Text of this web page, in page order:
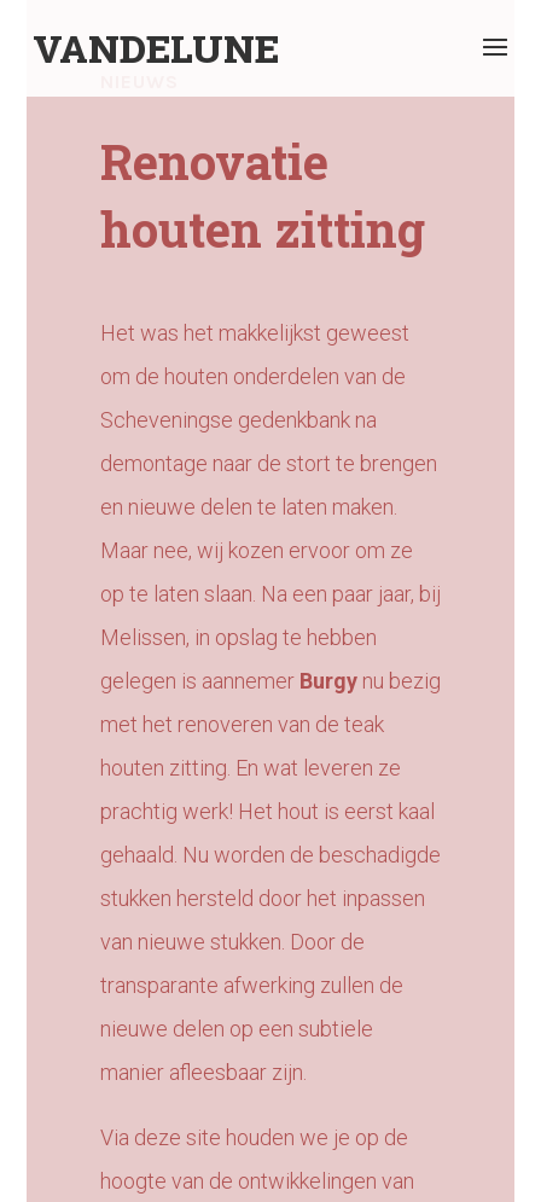
VANDELUNE
Renovatie
houten zitting
Het was het makkelijkst geweest
om de houten onderdelen van de
Scheveningse gedenkbank na
demontage naar de stort te brengen
en nieuwe delen te laten maken.
Maar nee, wij kozen ervoor om ze
op te laten slaan. Na een paar jaar, bij
Melissen, in opslag te hebben
gelegen is aannemer Burgynu bezig
met het renoveren van de teak
houten zitting. En wat leveren ze
prachtig werk! Het hout is eerst kaal
gehaald. Nu worden de beschadigde
stukken hersteld door het inpassen
van nieuwe stukken. Door de
transparante afwerking zullen de
nieuwe delen op een subtiele
manier afleesbaar zijn.
Via deze site houden we je op de
hoogte van de ontwikkelingen van